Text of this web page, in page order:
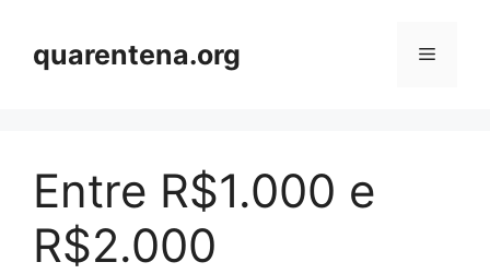
quarentena.org Menu
Entre R$1.000 e
R$2.000